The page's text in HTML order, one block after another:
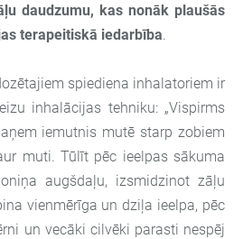
daudzumu, kas nonāk plaušās
terapeitiskā iedarbība
spiediena inhalatoriem ir
inhalācijas tehniku: „Vispirms
iemutnis mutē starp zobiem
muti. Tūlīt pēc ieelpas sākuma
augšdaļu, izsmidzinot zāļu
vienmērīga un dziļa ieelpa, pēc
un vecāki cilvēki parasti nespēj